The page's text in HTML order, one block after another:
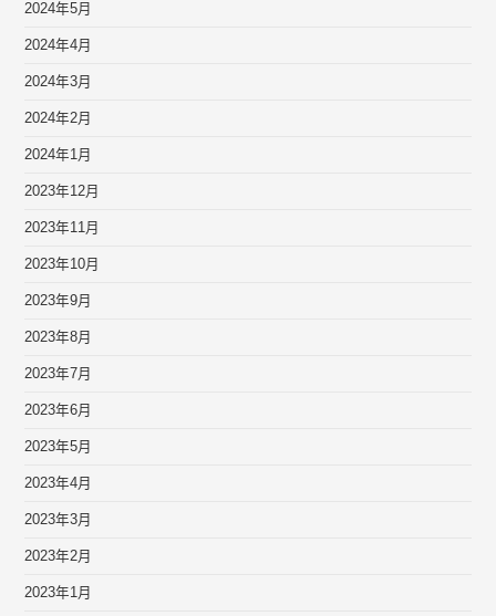
2024年5月
2024年4月
2024年3月
2024年2月
2024年1月
2023年12月
2023年11月
2023年10月
2023年9月
2023年8月
2023年7月
2023年6月
2023年5月
2023年4月
2023年3月
2023年2月
2023年1月